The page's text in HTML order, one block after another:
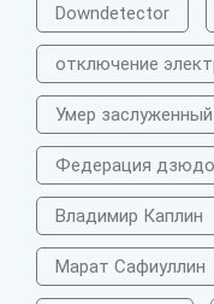
Downdetector
отключение
Умер
Федерация
Владимир Каплин
Марат Сафиуллин